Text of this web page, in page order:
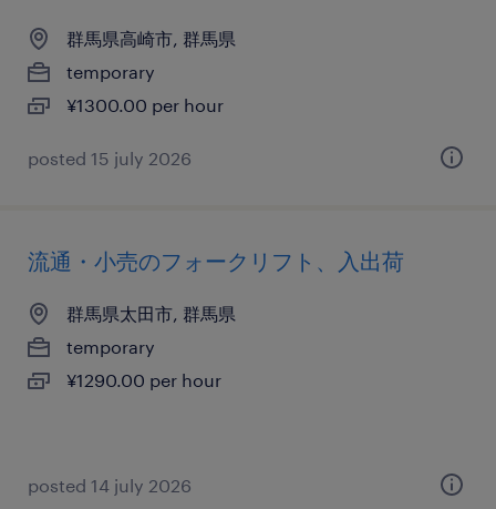
群馬県高崎市, 群馬県
temporary
¥1300.00 per hour
posted 15 july 2026
流通・小売のフォークリフト、入出荷
群馬県太田市, 群馬県
temporary
¥1290.00 per hour
posted 14 july 2026